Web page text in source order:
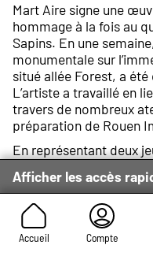
Accueil Compte
Afficher les accès
Mart Aire signe une
hommage à la fois au
Sapins. En une
monumentale sur
situé allée Forest, a
L’artiste a travaillé en
travers de nombreux
préparation de Rouen
En représentant deux
foot. L’un des joueurs
d’origine de Mart Aire,
de rouge, comme le
sur lequel jouent les
dessinée sur la